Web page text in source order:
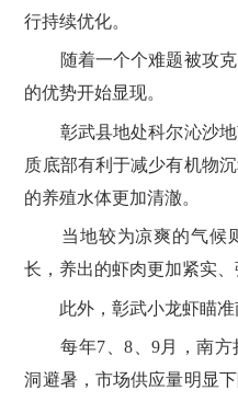
行持续优化。
随着一个个难题被攻克
的优势开始显现。
彰武县地处科尔沁沙地
质底部有利于减少有机物
的养殖水体更加清澈。
当地较为凉爽的气候则
长，养出的虾肉更加紧实、
此外，彰武小龙虾瞄准
每年7、8、9月，南方
洞避暑，市场供应量明显